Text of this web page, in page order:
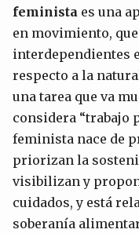
feminista es una
en movimiento,
interdependientes
respecto a la
una tarea que va
considera “trabajo
feminista nace de
priorizan la
visibilizan y
cuidados, y está
soberanía